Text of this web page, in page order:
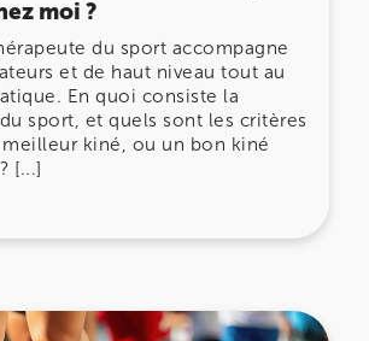
moi ?
du sport accompagne
et de haut niveau tout au
En quoi consiste la
sport, et quels sont les critères
kiné, ou un bon kiné
[...]